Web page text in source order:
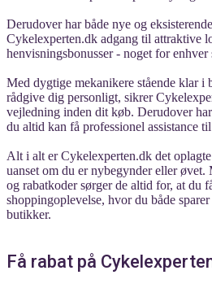
Derudover har både nye og
Cykelexperten.dk adgang til attraktive
henvisningsbonusser - noget for enhver
Med dygtige mekanikere stående klar
rådgive dig personligt, sikrer
vejledning inden dit køb. Derudover
du altid kan få professionel assistance
Alt i alt er Cykelexperten.dk det
uanset om du er nybegynder eller øvet.
og rabatkoder sørger de altid for, at du
shoppingoplevelse, hvor du både
butikker.
Få rabat på